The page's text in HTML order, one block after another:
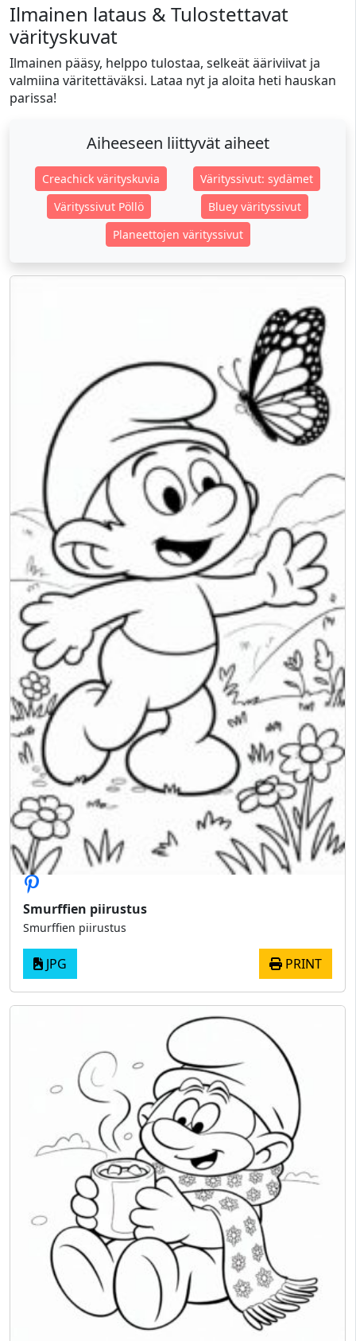
Ilmainen lataus & Tulostettavat
värityskuvat
Ilmainen pääsy, helppo tulostaa, selkeät ääriviivat ja
valmiina väritettäväksi. Lataa nyt ja aloita heti hauskan
parissa!
Aiheeseen liittyvät aiheet
Creachick värityskuvia
Värityssivut: sydämet
Värityssivut Pöllö
Bluey värityssivut
Planeettojen värityssivut
Smurffien piirustus
Smurffien piirustus
JPG PRINT